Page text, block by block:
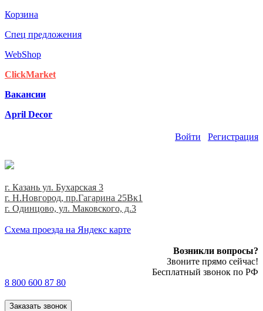
Корзина
Спец предложения
WebShop
ClickMarket
Вакансии
April Decor
Войти Регистрация
г. Казань ул. Бухарская 3
г. Н.Новгород, пр.Гагарина 25Вк1
г. Одинцово, ул. Маковского, д.3
Cхема проезда на Яндекс карте
Возникли вопросы?
Звоните прямо сейчас!
Бесплатный звонок по РФ
8 800 600 87 80
Заказать звонок